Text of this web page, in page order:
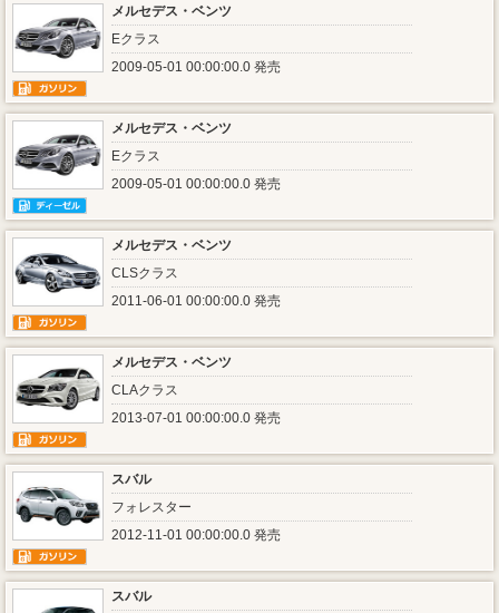
メルセデス・ベンツ
Eクラス
2009-05-01 00:00:00.0 発売
メルセデス・ベンツ
Eクラス
2009-05-01 00:00:00.0 発売
メルセデス・ベンツ
CLSクラス
2011-06-01 00:00:00.0 発売
メルセデス・ベンツ
CLAクラス
2013-07-01 00:00:00.0 発売
スバル
フォレスター
2012-11-01 00:00:00.0 発売
スバル